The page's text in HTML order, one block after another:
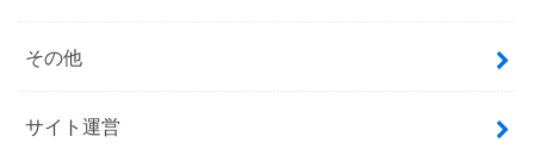
その他
サイト運営